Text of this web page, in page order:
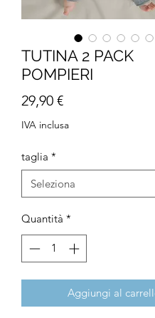
TUTINA 2 PACK
POMPIERI
29,90 €Prezzo
IVA inclusa
taglia *
Quantità *
Aggiungi al